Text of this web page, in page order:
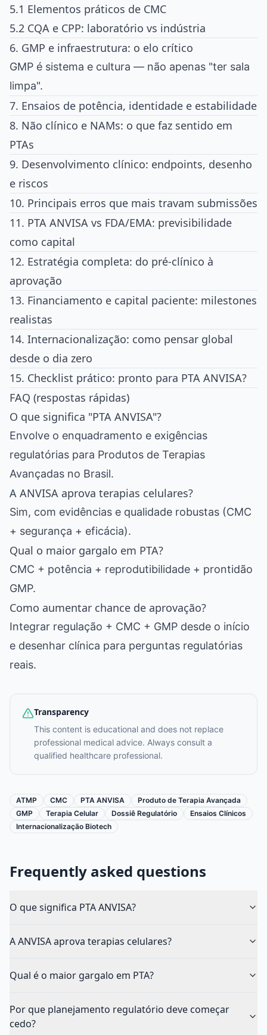
5.1 Elementos práticos de CMC
5.2 CQA e CPP: laboratório vs indústria
6. GMP e infraestrutura: o elo crítico
GMP é sistema e cultura — não apenas "ter sala
limpa".
7. Ensaios de potência, identidade e estabilidade
8. Não clínico e NAMs: o que faz sentido em
PTAs
9. Desenvolvimento clínico: endpoints, desenho
e riscos
10. Principais erros que mais travam submissões
11. PTA ANVISA vs FDA/EMA: previsibilidade
como capital
12. Estratégia completa: do pré-clínico à
aprovação
13. Financiamento e capital paciente: milestones
realistas
14. Internacionalização: como pensar global
desde o dia zero
15. Checklist prático: pronto para PTA ANVISA?
FAQ (respostas rápidas)
O que significa "PTA ANVISA"?
Envolve o enquadramento e exigências
regulatórias para Produtos de Terapias
Avançadas no Brasil.
A ANVISA aprova terapias celulares?
Sim, com evidências e qualidade robustas (CMC
+ segurança + eficácia).
Qual o maior gargalo em PTA?
CMC + potência + reprodutibilidade + prontidão
GMP.
Como aumentar chance de aprovação?
Integrar regulação + CMC + GMP desde o início
e desenhar clínica para perguntas regulatórias
reais.
Transparency
This content is educational and does not replace
professional medical advice. Always consult a
qualified healthcare professional.
ATMP CMC PTA ANVISA
Produto de Terapia Avançada
GMP
Terapia Celular Dossiê Regulatório
Ensaios Clínicos
Internacionalização Biotech
Frequently asked questions
O que significa PTA ANVISA?
A ANVISA aprova terapias celulares?
Qual é o maior gargalo em PTA?
Por que planejamento regulatório deve começar
cedo?